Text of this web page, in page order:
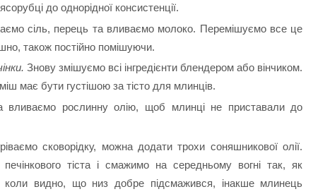
до однорідної консистенції.
сіль, перець та вливаємо молоко. Перемішуємо все це
також постійно помішуючи.
Знову змішуємо всі інгредієнти блендером або вінчиком.
має бути густішою за тісто для млинців.
вливаємо рослинну олію, щоб млинці не приставали до
сковорідку, можна додати трохи соняшникової олії.
тіста і смажимо на середньому вогні так, як
коли видно, що низ добре підсмажився, інакше млинець